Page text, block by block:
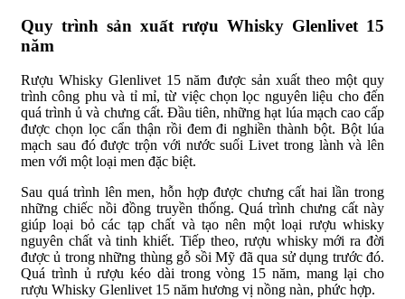
Quy trình sản xuất rượu Whisky Glenlivet 15
năm
Rượu Whisky Glenlivet 15 năm được sản xuất theo một quy
trình công phu và tỉ mỉ, từ việc chọn lọc nguyên liệu cho đến
quá trình ủ và chưng cất. Đầu tiên, những hạt lúa mạch cao cấp
được chọn lọc cẩn thận rồi đem đi nghiền thành bột. Bột lúa
mạch sau đó được trộn với nước suối Livet trong lành và lên
men với một loại men đặc biệt.
Sau quá trình lên men, hỗn hợp được chưng cất hai lần trong
những chiếc nồi đồng truyền thống. Quá trình chưng cất này
giúp loại bỏ các tạp chất và tạo nên một loại rượu whisky
nguyên chất và tinh khiết. Tiếp theo, rượu whisky mới ra đời
được ủ trong những thùng gỗ sồi Mỹ đã qua sử dụng trước đó.
Quá trình ủ rượu kéo dài trong vòng 15 năm, mang lại cho
rượu Whisky Glenlivet 15 năm hương vị nồng nàn, phức hợp.